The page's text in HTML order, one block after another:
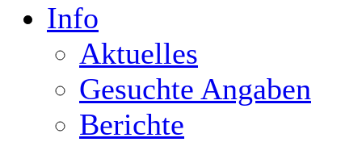
Info
Aktuelles
Gesuchte Angaben
Berichte